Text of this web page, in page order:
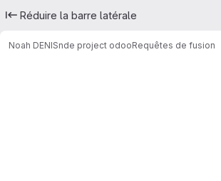
Réduire la barre latérale
Noah DENISnde project odooRequêtes de fusion